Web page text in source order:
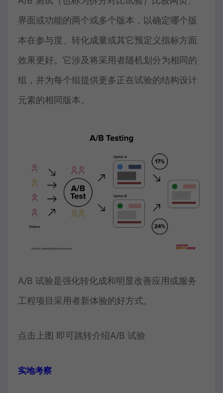
界面或功能的两个或多个版本，以确定哪个版
本在参与度、转化成量或其它预定义指标方面
效果更好。它涉及将采用者随机划分为相同的
组，并为每个组提供更多正在试验的结构设计
元素的相同版本。
A/B 试验是强化转化成和明显改善应用或服务
工程项目采用者新体验的好方式。
点击上图 即可跳转介绍A/B 试验
实地考察